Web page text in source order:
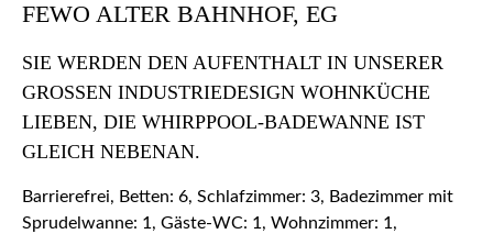
FEWO ALTER BAHNHOF, EG
SIE WERDEN DEN AUFENTHALT IN UNSERER
GROSSEN INDUSTRIEDESIGN WOHNKÜCHE L
IEBEN, DIE WHIRPPOOL-BADEWANNE IST G
LEICH NEBENAN.
Barrierefrei, Betten: 6, Schlafzimmer: 3, Badezimmer mit
Sprudelwanne: 1, Gäste-WC: 1, Wohnzimmer: 1,